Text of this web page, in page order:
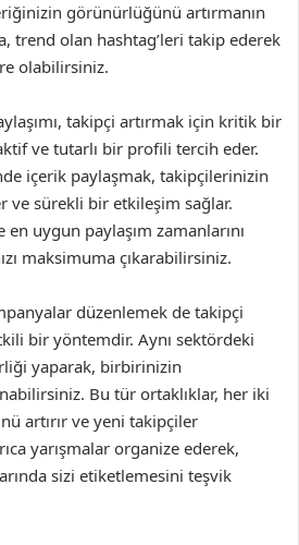
görünürlüğünü artırmanın
trend olan hashtag’leri takip ederek
olabilirsiniz.
takipçi artırmak için kritik bir
ve tutarlı bir profili tercih eder.
içerik paylaşmak, takipçilerinizin
ve sürekli bir etkileşim sağlar.
uygun paylaşım zamanlarını
maksimuma çıkarabilirsiniz.
düzenlemek de takipçi
bir yöntemdir. Aynı sektördeki
yaparak, birbirinizin
Bu tür ortaklıklar, her iki
artırır ve yeni takipçiler
yarışmalar organize ederek,
sizi etiketlemesini teşvik